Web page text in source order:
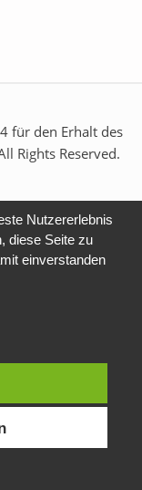
für den Erhalt des
Rights Reserved.
Nutzererlebnis
diese Seite zu
einverstanden